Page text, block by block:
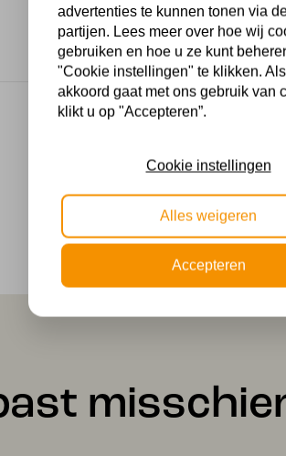
retourneren
garantie
advertenties te kunnen tonen via
partijen. Lees meer over hoe wij
gebruiken en hoe u ze kunt
"Cookie instellingen" te klikken.
akkoord gaat met ons gebruik van
klikt u op "Accepteren”.
Cookie instellingen
Alles weigeren
Accepteren